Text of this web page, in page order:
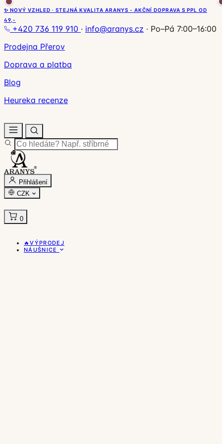
✨ NOVÝ VZHLED · STEJNÁ KVALITA ARANYS - AKČNÍ DOPRAVA S PPL OD
49,-
+420 736 119 910 · info@aranys.cz · Po–Pá 7:00–16:00
Prodejna Přerov
Doprava a platba
Blog
Heureka recenze
Přihlášení
CZK
0
🔥VÝPRODEJ
NÁUŠNICE